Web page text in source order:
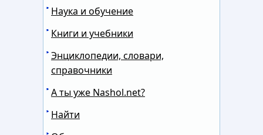
Наука и обучение
Книги и учебники
Энциклопедии, словари,
справочники
А ты уже Nashol.net?
Найти